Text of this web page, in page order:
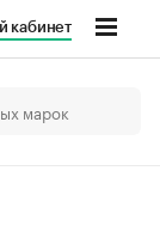
кабинет